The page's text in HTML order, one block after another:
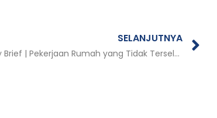
SELANJUTNYA
Policy Brief | Pekerjaan Rumah yang Tidak Terselesaikan